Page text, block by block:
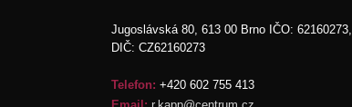
Jugoslávská 80, 613 00 Brno IČO: 62160273,
DIČ: CZ62160273
Telefon: +420 602 755 413